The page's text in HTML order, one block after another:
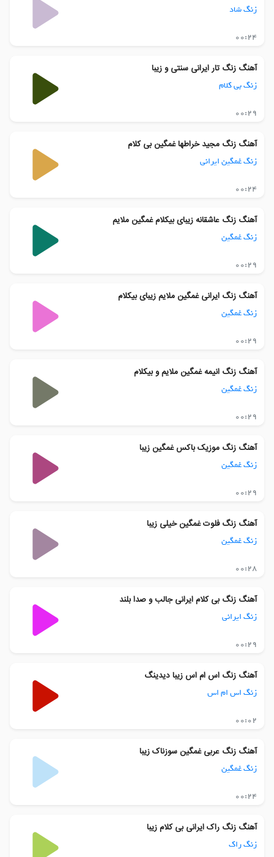
زنگ شاد
00:24
آهنگ زنگ تار ایرانی سنتی و زیبا
زنگ بی کلام
00:29
آهنگ زنگ مجید خراطها غمگین بی کلام
زنگ غمگین ایرانی
00:24
آهنگ زنگ عاشقانه زیبای بیکلام غمگین ملایم
زنگ غمگین
00:29
آهنگ زنگ ایرانی غمگین ملایم زیبای بیکلام
زنگ غمگین
00:29
آهنگ زنگ انیمه غمگین ملایم و بیکلام
زنگ غمگین
00:29
آهنگ زنگ موزیک باکس غمگین زیبا
زنگ غمگین
00:29
آهنگ زنگ فلوت غمگین خیلی زیبا
زنگ غمگین
00:28
آهنگ زنگ بی کلام ایرانی جالب و صدا بلند
زنگ ایرانی
00:29
آهنگ زنگ اس ام اس زیبا دیدینگ
زنگ اس ام اس
00:02
آهنگ زنگ عربی غمگین سوزناک زیبا
زنگ غمگین
00:24
آهنگ زنگ راک ایرانی بی کلام زیبا
زنگ راک